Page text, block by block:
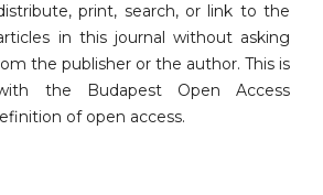
print, search, or link to the
in this journal without asking
the publisher or the author. This is
the Budapest Open Access
of open access.